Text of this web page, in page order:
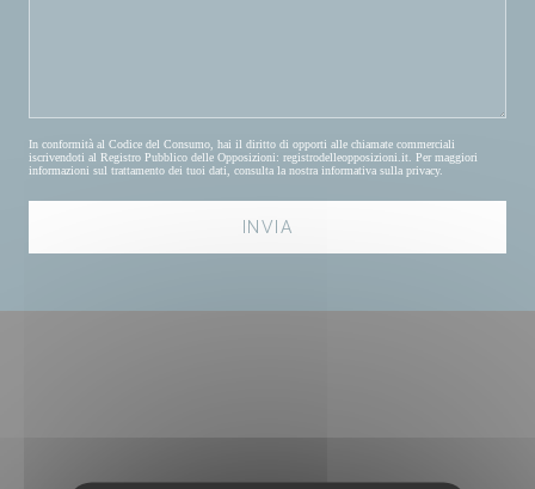
In conformità al Codice del Consumo, hai il diritto di opporti alle chiamate commerciali
iscrivendoti al Registro Pubblico delle Opposizioni: registrodelleopposizioni.it . Per maggiori
informazioni sul trattamento dei tuoi dati, consulta la nostra informativa sulla privacy.